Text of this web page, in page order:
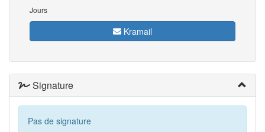
Jours
Kramail
Signature
Pas de signature